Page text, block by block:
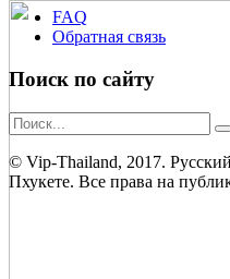
FAQ
Обратная связь
Поиск по сайту
© Vip-Thailand, 2017.
Пхукете. Все права на